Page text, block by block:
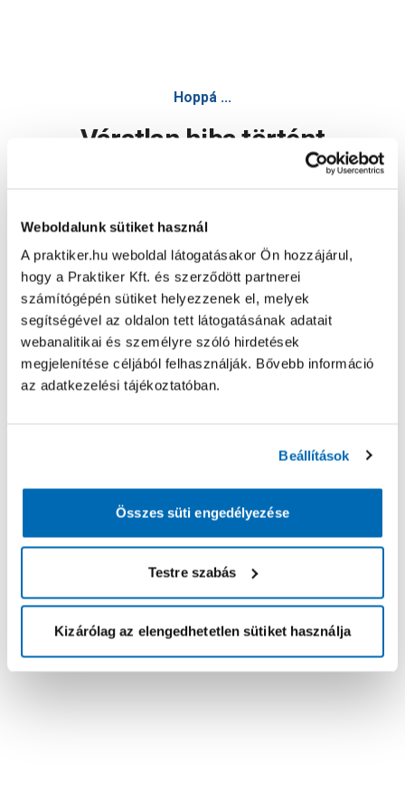
Weboldalunk sütiket használ
A praktiker.hu weboldal látogatásakor Ön hozzájárul,
hogy a Praktiker Kft. és szerződött partnerei
számítógépén sütiket helyezzenek el, melyek
segítségével az oldalon tett látogatásának adatait
webanalitikai és személyre szóló hirdetések
megjelenítése céljából felhasználják. Bővebb információ
az adatkezelési tájékoztatóban.
Beállítások
Összes süti engedélyezése
Testre szabás
Kizárólag az elengedhetetlen sütiket használja
Hoppá ...
Váratlan hiba történt
Oldal újratöltése